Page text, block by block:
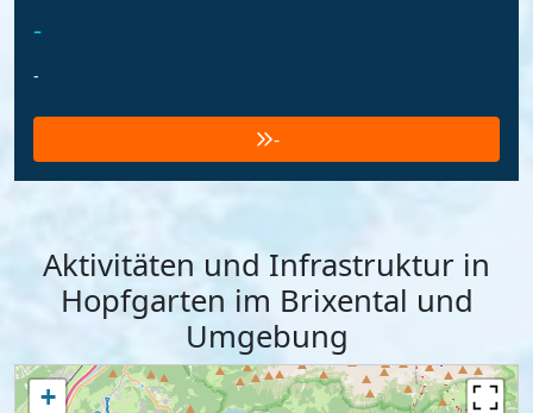
-
-
-
Aktivitäten und Infrastruktur in
Hopfgarten im Brixental und
Umgebung
+